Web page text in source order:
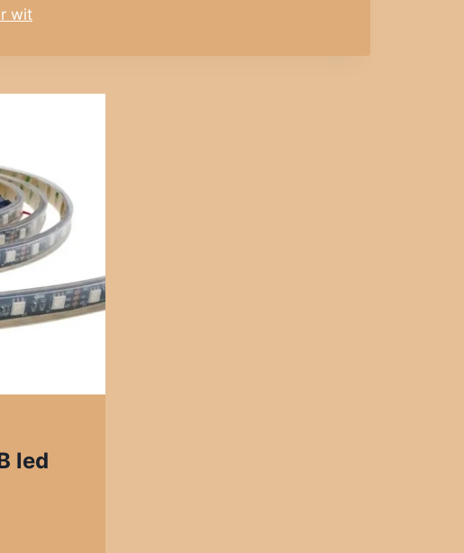
wit
led